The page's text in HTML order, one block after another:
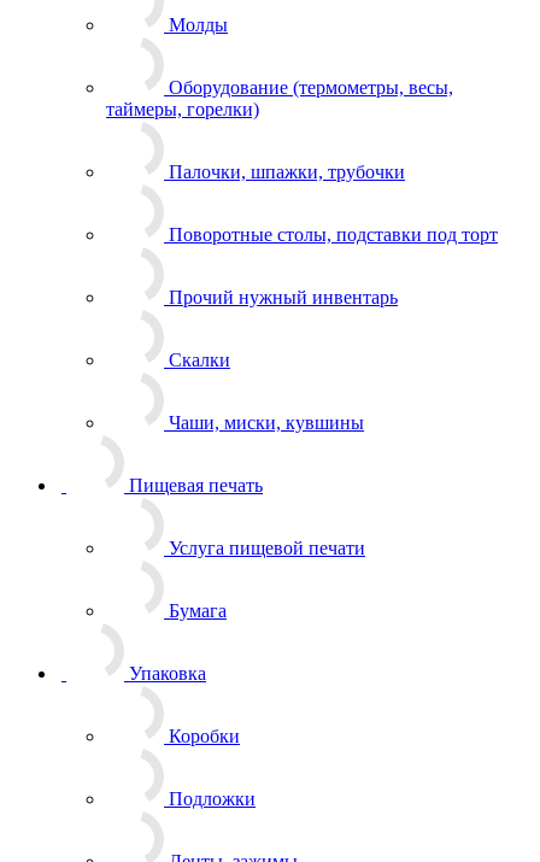
Поворотные столы, подставки под торт
Прочий нужный инвентарь
Скалки
Чаши, миски, кувшины
Пищевая печать
Услуга пищевой печати
Бумага
Упаковка
Коробки
Подложки
Ленты, зажимы
Пакеты, бирки, наклейки, открытки